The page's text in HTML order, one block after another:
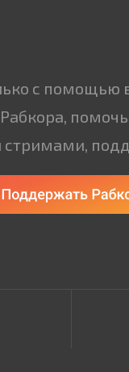
с помощью